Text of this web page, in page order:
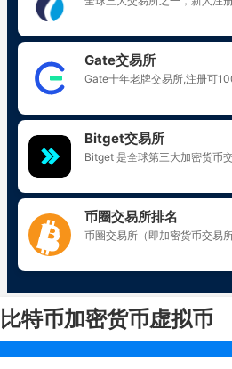
比特币加密货币虚拟币